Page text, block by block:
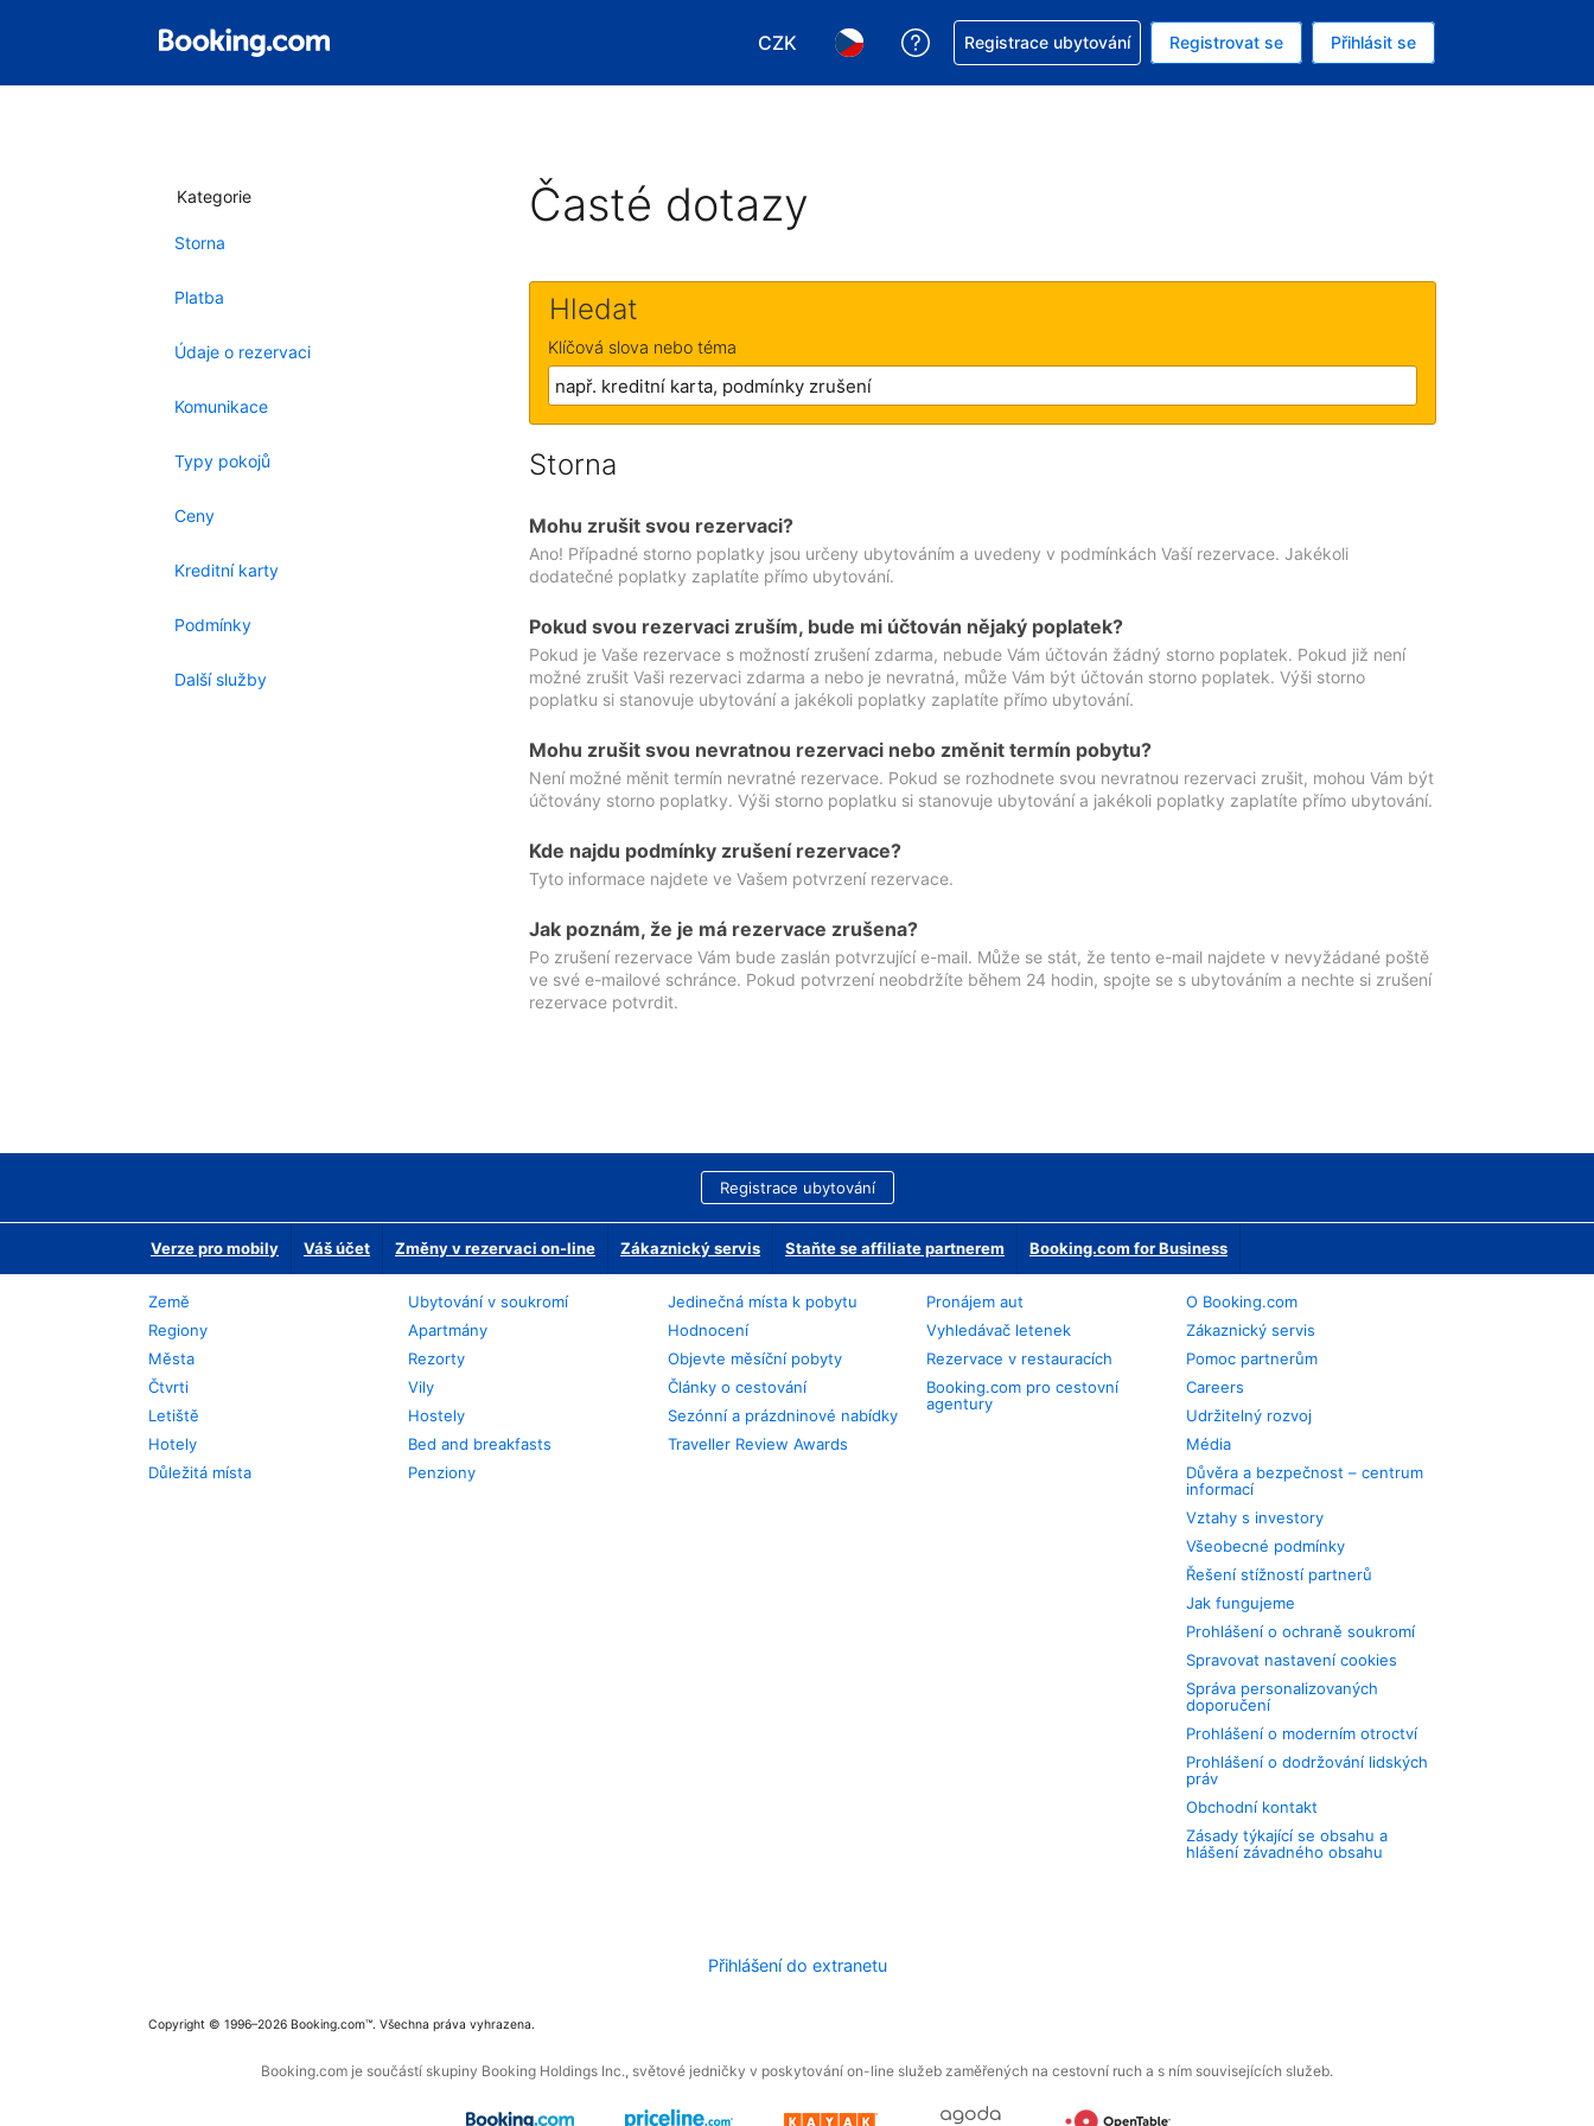
CZK
Vyberte si měnu. Aktuálně zvolená měna: Česká koruna
Vyberte si jazyk. Aktuálně zvolený jazyk: V češtině
Asistence s rezervací
Registrace ubytování Registrovat se Přihlásit se
Kategorie
Storna
Platba
Údaje o rezervaci
Komunikace
Typy pokojů
Ceny
Kreditní karty
Podmínky
Další služby
Časté dotazy
Hledat
Klíčová slova nebo téma
Storna
Mohu zrušit svou rezervaci?
Ano! Případné storno poplatky jsou určeny ubytováním a uvedeny v podmínkách Vaší rezervace. Jakékoli
dodatečné poplatky zaplatíte přímo ubytování.
Pokud svou rezervaci zruším, bude mi účtován nějaký poplatek?
Pokud je Vaše rezervace s možností zrušení zdarma, nebude Vám účtován žádný storno poplatek. Pokud již není
možné zrušit Vaši rezervaci zdarma a nebo je nevratná, může Vám být účtován storno poplatek. Výši storno
poplatku si stanovuje ubytování a jakékoli poplatky zaplatíte přímo ubytování.
Mohu zrušit svou nevratnou rezervaci nebo změnit termín pobytu?
Není možné měnit termín nevratné rezervace. Pokud se rozhodnete svou nevratnou rezervaci zrušit, mohou Vám být
účtovány storno poplatky. Výši storno poplatku si stanovuje ubytování a jakékoli poplatky zaplatíte přímo ubytování.
Kde najdu podmínky zrušení rezervace?
Tyto informace najdete ve Vašem potvrzení rezervace.
Jak poznám, že je má rezervace zrušena?
Po zrušení rezervace Vám bude zaslán potvrzující e-mail. Může se stát, že tento e-mail najdete v nevyžádané poště
ve své e-mailové schránce. Pokud potvrzení neobdržíte během 24 hodin, spojte se s ubytováním a nechte si zrušení
rezervace potvrdit.
Registrace ubytování
Verze pro mobily Váš účet Změny v rezervaci on-line Zákaznický servis Staňte se affiliate partnerem Booking.com for Business
Země
Regiony
Města
Čtvrti
Letiště
Hotely
Důležitá místa
Ubytování v soukromí
Apartmány
Rezorty
Vily
Hostely
Bed and breakfasts
Penziony
Jedinečná místa k pobytu
Hodnocení
Objevte měsíční pobyty
Články o cestování
Sezónní a prázdninové nabídky
Traveller Review Awards
Pronájem aut
Vyhledávač letenek
Rezervace v restauracích
Booking.com pro cestovní
agentury
O Booking.com
Zákaznický servis
Pomoc partnerům
Careers
Udržitelný rozvoj
Média
Důvěra a bezpečnost – centrum
informací
Vztahy s investory
Všeobecné podmínky
Řešení stížností partnerů
Jak fungujeme
Prohlášení o ochraně soukromí
Spravovat nastavení cookies
Správa personalizovaných
doporučení
Prohlášení o moderním otroctví
Prohlášení o dodržování lidských
práv
Obchodní kontakt
Zásady týkající se obsahu a
hlášení závadného obsahu
Přihlášení do extranetu
Copyright © 1996–2026 Booking.com™. Všechna práva vyhrazena.
Booking.com je součástí skupiny Booking Holdings Inc., světové jedničky v poskytování on-line služeb zaměřených na cestovní ruch a s ním souvisejících služeb.